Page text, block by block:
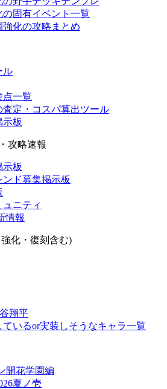
固有イベント一覧
化の攻略まとめ
ル
点一覧
定・コスパ算出ツール
示板
攻略速報
示板
ド募集掲示板
ニティ
情報
化・復刻含む)
翔平
いるor実装しそうなキャラ一覧
開花学園編
夏ノ壱